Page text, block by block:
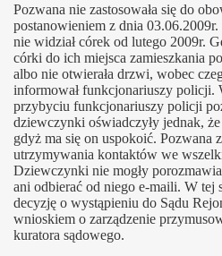
Pozwana nie zastosowała się do
postanowieniem z dnia
nie widział córek od lutego 2009r.
córki do ich miejsca zamieszkania
albo nie otwierała drzwi, wobec
informował funkcjonariuszy policji.
przybyciu funkcjonariuszy policji
dziewczynki oświadczyły jednak,
gdyż ma się on uspokoić. Pozwana
utrzymywania kontaktów we
Dziewczynki nie mogły
ani odbierać od niego e-maili. W tej
decyzję o wystąpieniu do Sądu
wnioskiem o zarządzenie
kuratora sądowego.